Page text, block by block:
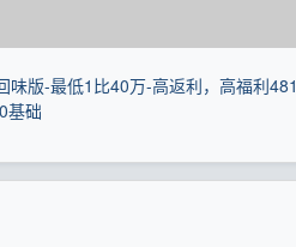
味版-最低1比40万-高返利，高福利481
基础